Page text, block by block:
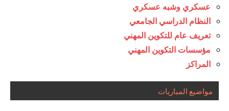
عسكري وشبه عسكري
النظام الدراسي الجامعي
تعريف عام للتكوين المهني
مؤسسات التكوين المهني
المراكز
مواضيع المباريات